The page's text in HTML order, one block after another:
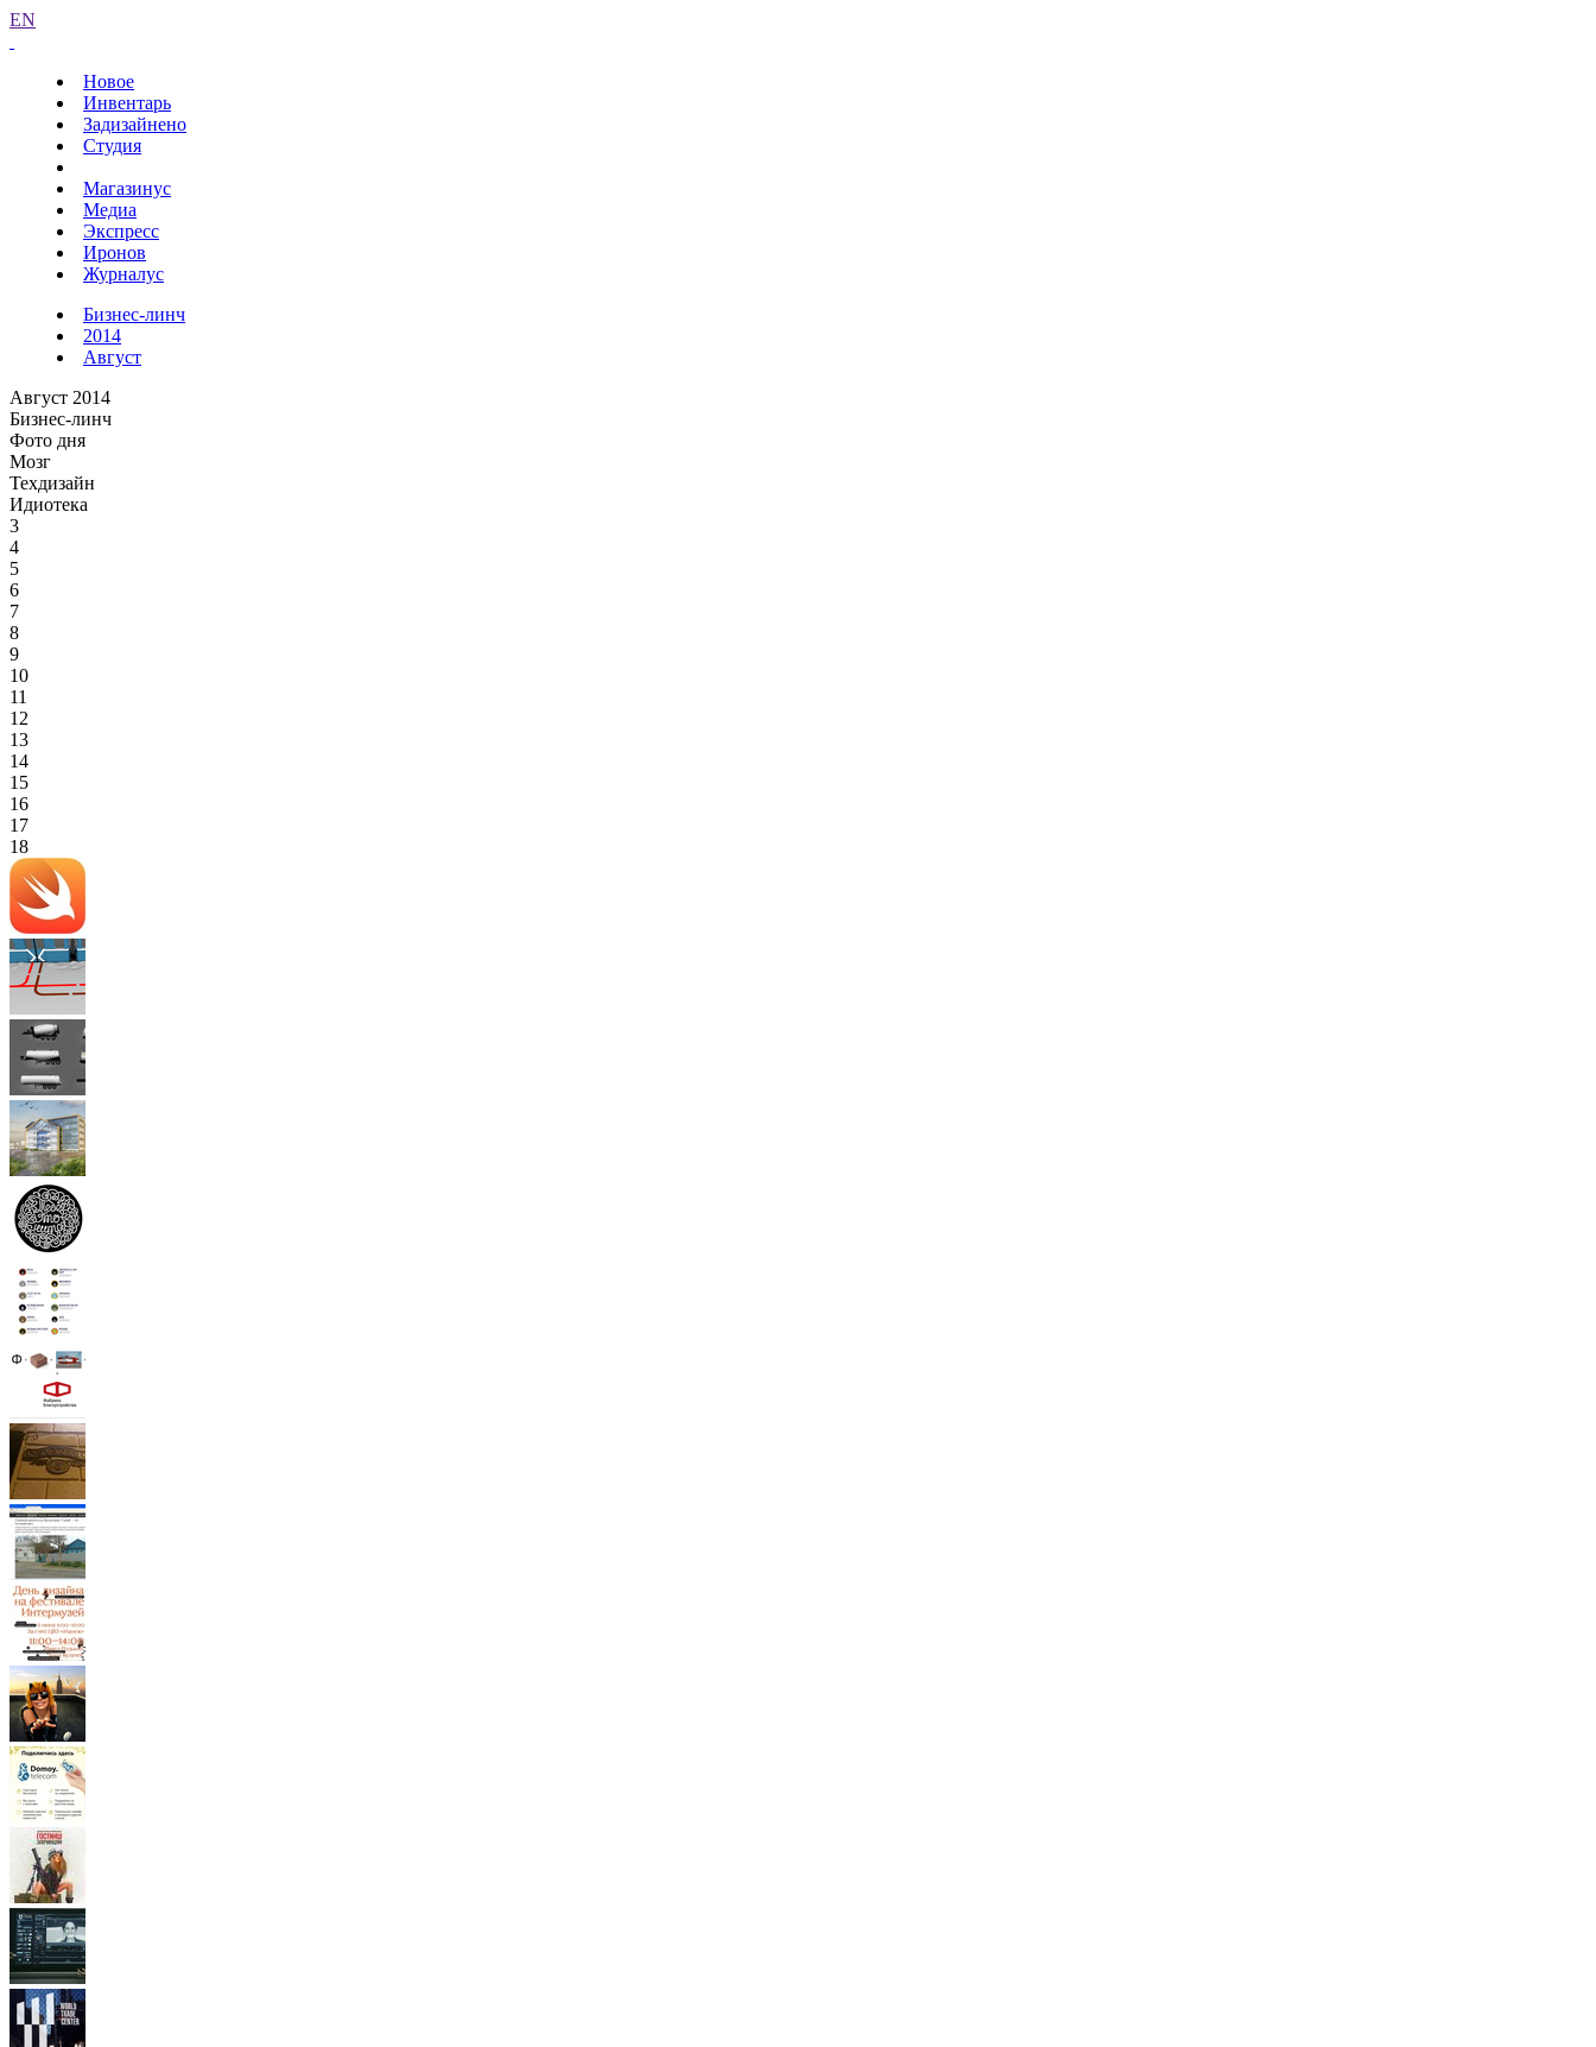
EN
Новое
Инвентарь
Задизайнено
Студия
Магазинус
Медиа
Экспресс
Иронов
Журналус
Бизнес-линч
2014
Август
Август 2014
Бизнес-линч
Фото дня
Мозг
Техдизайн
Идиотека
3
4
5
6
7
8
9
10
11
12
13
14
15
16
17
18